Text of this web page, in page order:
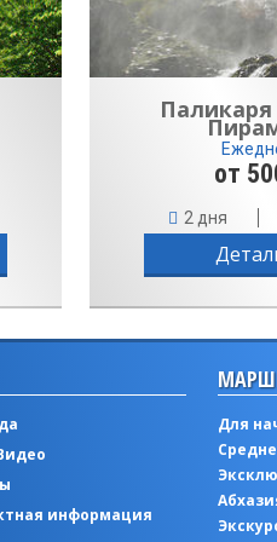
от
2 дня
информация
Для